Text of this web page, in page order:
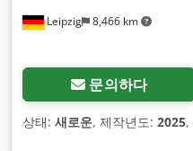
Leipzig 8,466 km
문의하다
상태: 새로운, 제작년도: 2025,